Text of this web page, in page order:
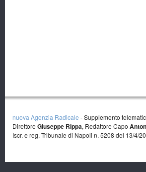
nuova Agenzia Radicale - Supplemento
Direttore Giuseppe Rippa, Redattore Capo
Iscr. e reg. Tribunale di Napoli n. 5208 del 13/4/